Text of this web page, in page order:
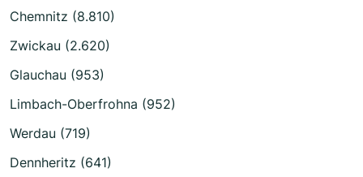
Chemnitz (8.810)
Zwickau (2.620)
Glauchau (953)
Limbach-Oberfrohna (952)
Werdau (719)
Dennheritz (641)